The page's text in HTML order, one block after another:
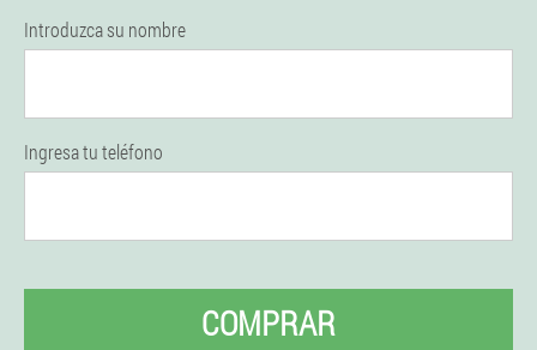
Introduzca su nombre
Ingresa tu teléfono
COMPRAR